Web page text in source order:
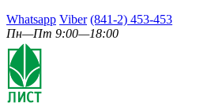
Whatsapp Viber (841-2) 453-453
Пн—Пт 9:00—18:00